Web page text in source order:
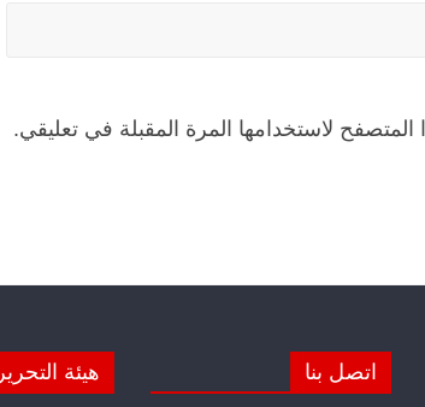
لاستخدامها المرة المقبلة في تعليقي.
اتصل بنا هيئة التحرير